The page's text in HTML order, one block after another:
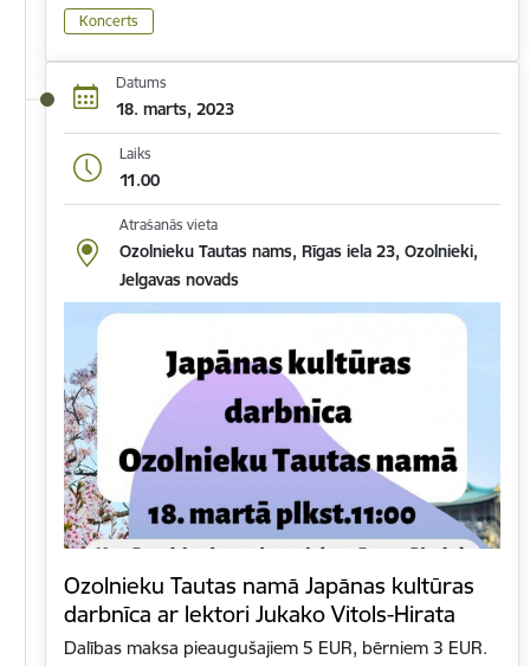
Koncerts
Datums
18. marts, 2023
Laiks
11.00
Atrašanās vieta
Ozolnieku Tautas nams, Rīgas iela 23, Ozolnieki,
Jelgavas novads
Ozolnieku Tautas namā Japānas kultūras
darbnīca ar lektori Jukako Vitols-Hirata
Dalības maksa pieaugušajiem 5 EUR, bērniem 3 EUR.